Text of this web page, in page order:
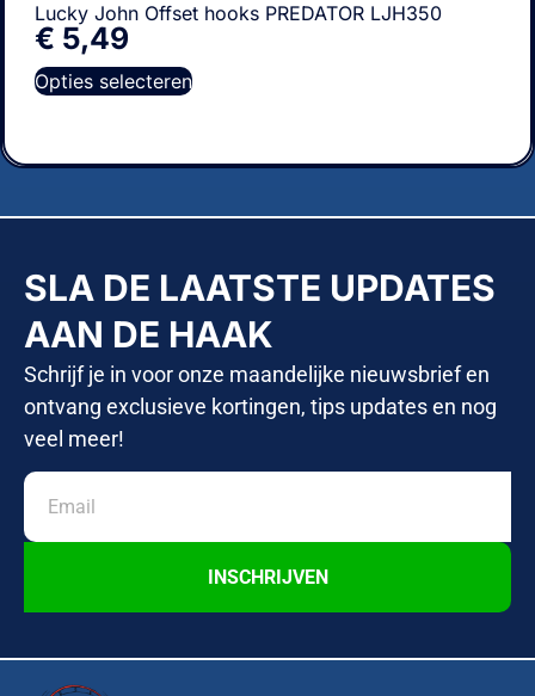
Lucky John Offset hooks PREDATOR LJH350
€ 5,49
Opties selecteren
SLA DE LAATSTE UPDATES
AAN DE HAAK
Schrijf je in voor onze maandelijke nieuwsbrief en
ontvang exclusieve kortingen, tips updates en nog
veel meer!
INSCHRIJVEN